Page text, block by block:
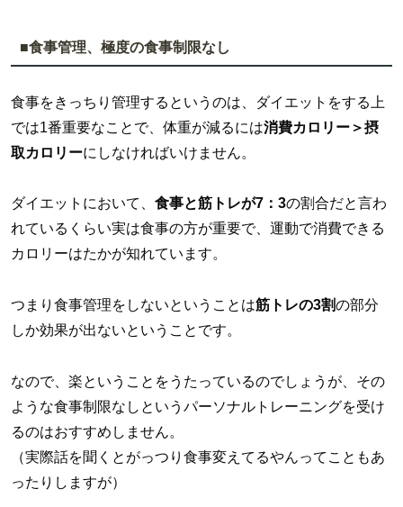
■食事管理、極度の食事制限なし
食事をきっちり管理するというのは、ダイエットをする上
では1番重要なことで、体重が減るには消費カロリー＞摂
取カロリーにしなければいけません。
ダイエットにおいて、 食事と筋トレが7：3の割合だと言わ
れているくらい実は食事の方が重要で、運動で消費できる
カロリーはたかが知れています。
つまり食事管理をしないということは筋トレの3割の部分
しか効果が出ないということです。
なので、楽ということをうたっているのでしょうが、その
ような食事制限なしというパーソナルトレーニングを受け
るのはおすすめしません。
（実際話を聞くとがっつり食事変えてるやんってこともあ
ったりしますが）